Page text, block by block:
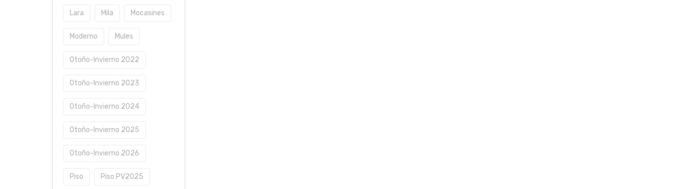
Lara Mila Mocasines
Moderno Mules
Otoño-Invierno 2022
Otoño-Invierno 2023
Otoño-Invierno 2024
Otoño-Invierno 2025
Otoño-Invierno 2026
Piso Piso PV2025